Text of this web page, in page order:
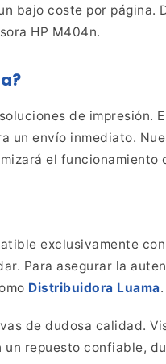
bajo coste por página.
HP M404n.
de impresión.
envío inmediato.
el funcionamiento
exclusivamente
Para asegurar la
Distribuidora Luama.
de dudosa calidad.
repuesto confiable,